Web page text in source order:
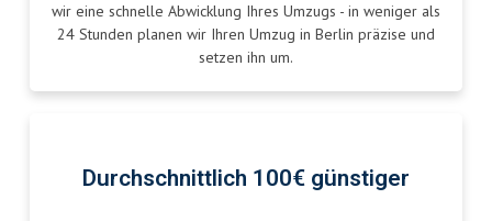
wir eine schnelle Abwicklung Ihres Umzugs - in weniger als
24 Stunden planen wir Ihren Umzug in Berlin präzise und
setzen ihn um.
Durchschnittlich 100€ günstiger